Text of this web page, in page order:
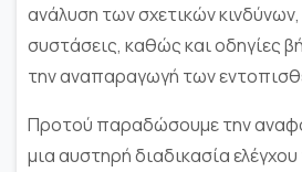
ανάλυση των σχετικών
συστάσεις, καθώς και οδηγίες
την αναπαραγωγή των
Προτού παραδώσουμε την
μια αυστηρή διαδικασία